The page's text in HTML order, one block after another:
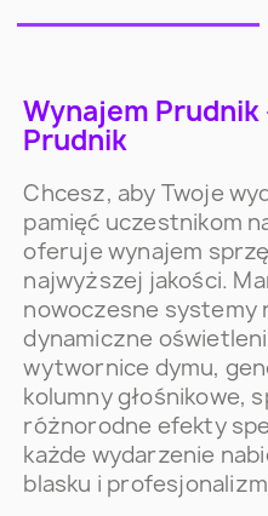
Wynajem
Prudnik
Chcesz, aby Twoje
pamięć uczestnikom
oferuje wynajem
najwyższej jakości.
nowoczesne systemy
dynamiczne
wytwornice dymu,
kolumny głośnikowe,
różnorodne efekty
każde wydarzenie
blasku i